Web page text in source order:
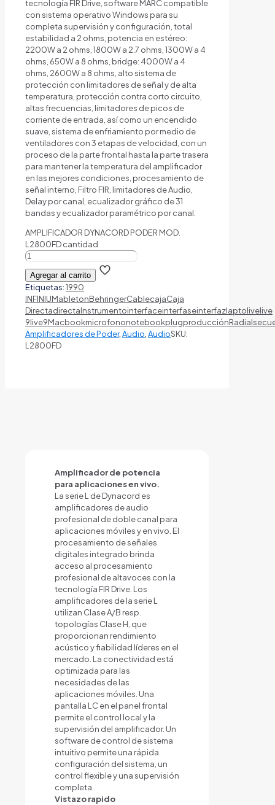
tecnología FIR Drive, software MARC compatible
con sistema operativo Windows para su
completa supervisión y configuración, total
estabilidad a 2 ohms, potencia en estéreo:
2200W a 2 ohms, 1800W a 2.7 ohms, 1300W a 4
ohms, 650W a 8 ohms, bridge: 4000W a 4
ohms, 2600W a 8 ohms, alto sistema de
protección con limitadores de señal y de alta
temperatura, protección contra corto circuito,
altas frecuencias, limitadores de picos de
corriente de entrada, así como un encendido
suave, sistema de enfriamiento por medio de
ventiladores con 3 etapas de velocidad, con un
proceso de la parte frontal hasta la parte trasera
para mantener la temperatura del amplificador
en las mejores condiciones, procesamiento de
señal interno, Filtro FIR, limitadores de Audio,
Delay por canal, ecualizador gráfico de 31
bandas y ecualizador paramétrico por canal.
AMPLIFICADOR DYNACORD PODER MOD.
L2800FD cantidad
Agregar al carrito
Etiquetas:1990
INFINIUMabletonBehringerCablecajaCaja
DirectadirectaInstrumentointerfaceinterfaseinterfazlaptolivelive
9live9MacbookmicrofononotebookplugproducciónRadial
Amplificadores de Poder,Audio,AudioSKU:
L2800FD
Amplificador de potencia
para aplicaciones en vivo.
La serie L de Dynacord es
amplificadores de audio
profesional de doble canal para
aplicaciones móviles y en vivo. El
procesamiento de señales
digitales integrado brinda
acceso al procesamiento
profesional de altavoces con la
tecnología FIR Drive. Los
amplificadores de la serie L
utilizan Clase A/B resp.
topologías Clase H, que
proporcionan rendimiento
acústico y fiabilidad líderes en el
mercado. La conectividad está
optimizada para las
necesidades de las
aplicaciones móviles. Una
pantalla LC en el panel frontal
permite el control local y la
supervisión del amplificador. Un
software de control de sistema
intuitivo permite una rápida
configuración del sistema, un
control flexible y una supervisión
completa.
Vistazo rapido